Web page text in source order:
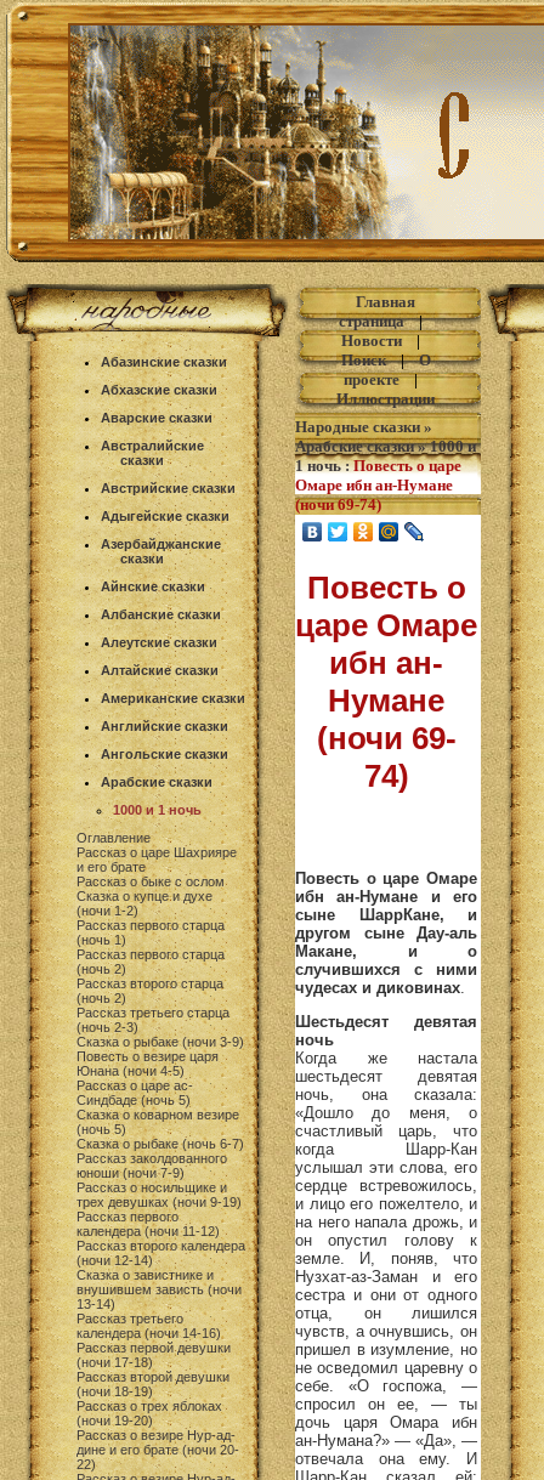
Абазинские сказки
Абхазские сказки
Аварские сказки
Австралийские
сказки
Австрийские сказки
Адыгейские сказки
Азербайджанские
сказки
Айнские сказки
Албанские сказки
Алеутские сказки
Алтайские сказки
Американские сказки
Английские сказки
Ангольские сказки
Арабские сказки
1000 и 1 ночь
Оглавление
Рассказ о царе Шахрияре
и его брате
Рассказ о быке с ослом
Сказка о купце и духе
(ночи 1-2)
Рассказ первого старца
(ночь 1)
Рассказ первого старца
(ночь 2)
Рассказ второго старца
(ночь 2)
Рассказ третьего старца
(ночь 2-3)
Сказка о рыбаке (ночи 3-9)
Повесть о везире царя
Юнана (ночи 4-5)
Рассказ о царе ас-
Синдбаде (ночь 5)
Сказка о коварном везире
(ночь 5)
Сказка о рыбаке (ночь 6-7)
Рассказ заколдованного
юноши (ночи 7-9)
Рассказ о носильщике и
трех девушках (ночи 9-19)
Рассказ первого
календера (ночи 11-12)
Рассказ второго календера
(ночи 12-14)
Сказка о завистнике и
внушившем зависть (ночи
13-14)
Рассказ третьего
календера (ночи 14-16)
Рассказ первой девушки
(ночи 17-18)
Рассказ второй девушки
(ночи 18-19)
Рассказ о трех яблоках
(ночи 19-20)
Рассказ о везире Нур-ад-
дине и его брате (ночи 20-
22)
Главная
страница|
Новости|
Поиск|О
проекте|
Иллюстрации
Народные сказки »
Арабские сказки»1000 и
1 ночь: Повесть о царе
Омаре ибн ан-Нумане
(ночи 69-74)
Повесть о
царе Омаре
ибн ан-
Нумане
(ночи 69-
74)
Повесть о царе Омаре
ибн ан-Нумане и его
сыне ШаррКане, и
другом сыне Дау-аль
Макане, и о
случившихся с ними
чудесах и диковинах
Шестьдесят девятая
ночь
Когда же настала
шестьдесят девятая
ночь, она сказала:
«Дошло до меня, о
счастливый царь, что
когда Шарр-Кан
услышал эти слова, его
сердце встревожилось,
и лицо его пожелтело, и
на него напала дрожь, и
он опустил голову к
земле. И, поняв, что
Нузхат-аз-Заман и его
сестра и они от одного
отца, он лишился
чувств, а очнувшись, он
пришел в изумление, но
не осведомил царевну о
себе. «О госпожа, —
спросил он ее, — ты
дочь царя Омара ибн
ан-Нумана?» — «Да», —
отвечала она ему. И